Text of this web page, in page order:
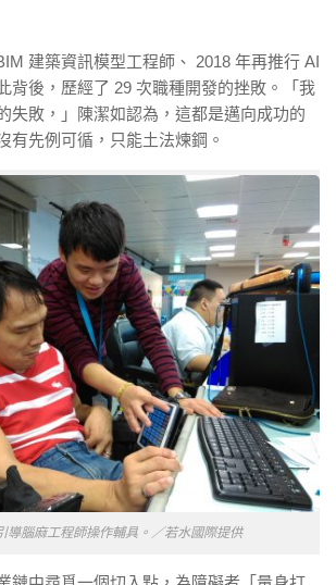
建築資訊模型工程師、 2018 年再推行 AI
背後，歷經了 29 次職種開發的挫敗。「我
失敗，」陳潔如認為，這都是邁向成功的
有先例可循，只能土法煉鋼。
導腦麻工程師操作輔具。／若水國際提供